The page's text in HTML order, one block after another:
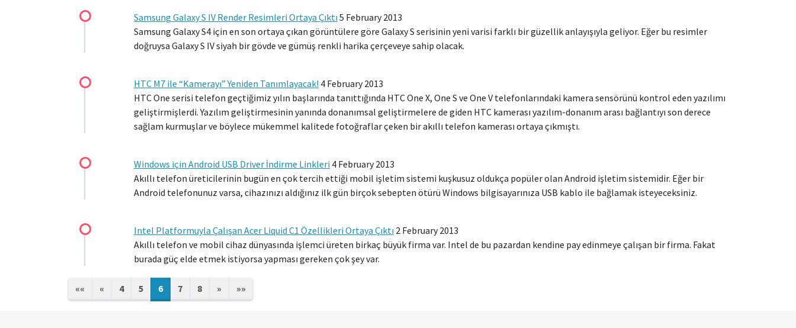
Samsung Galaxy S IV Render Resimleri Ortaya Çıktı 5 February 2013
Samsung Galaxy S4 için en son ortaya çıkan görüntülere göre Galaxy S serisinin yeni varisi farklı bir güzellik anlayışıyla geliyor. Eğer bu resimler
doğruysa Galaxy S IV siyah bir gövde ve gümüş renkli harika çerçeveye sahip olacak.
HTC M7 ile “Kamerayı” Yeniden Tanımlayacak! 4 February 2013
HTC One serisi telefon geçtiğimiz yılın başlarında tanıttığında HTC One X, One S ve One V telefonlarındaki kamera sensörünü kontrol eden yazılımı
geliştirmişlerdi. Yazılım geliştirmesinin yanında donanımsal geliştirmelere de giden HTC kamerası yazılım-donanım arası bağlantıyı son derece
sağlam kurmuşlar ve böylece mükemmel kalitede fotoğraflar çeken bir akıllı telefon kamerası ortaya çıkmıştı.
Windows için Android USB Driver İndirme Linkleri 4 February 2013
Akıllı telefon üreticilerinin bugün en çok tercih ettiği mobil işletim sistemi kuşkusuz oldukça popüler olan Android işletim sistemidir. Eğer bir
Android telefonunuz varsa, cihazınızı aldığınız ilk gün birçok sebepten ötürü Windows bilgisayarınıza USB kablo ile bağlamak isteyeceksiniz.
Intel Platformuyla Çalışan Acer Liquid C1 Özellikleri Ortaya Çıktı 2 February 2013
Akıllı telefon ve mobil cihaz dünyasında işlemci üreten birkaç büyük firma var. Intel de bu pazardan kendine pay edinmeye çalışan bir firma. Fakat
burada güç elde etmek istiyorsa yapması gereken çok şey var.
«« « 4 5 6 7 8 » »»